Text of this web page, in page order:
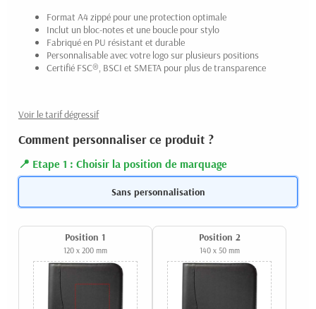
Format A4 zippé pour une protection optimale
Inclut un bloc-notes et une boucle pour stylo
Fabriqué en PU résistant et durable
Personnalisable avec votre logo sur plusieurs positions
Certifié FSC®, BSCI et SMETA pour plus de transparence
Voir le tarif dégressif
Comment personnaliser ce produit ?
Etape 1 : Choisir la position de marquage
Sans personnalisation
Position 1
120 x 200 mm
Position 2
140 x 50 mm